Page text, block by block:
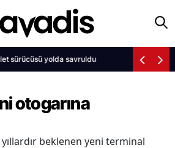
sürücüsü yolda savruldu
otogarına
beklenen yeni terminal